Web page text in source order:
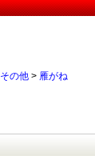
その他 > 雁がね